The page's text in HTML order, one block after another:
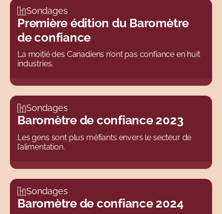
propriétaires afin de réduire la hausse des
loyers et d'assurer un meilleur accès au
besoin essentiel de se loger.
Sondages
Première édition du Baromètre
de confiance
La moitié des Canadiens n’ont pas confiance en huit
industries.
Sondages
Baromètre de confiance 2023
Les gens sont plus méfiants envers le secteur de
l’alimentation.
Sondages
Baromètre de confiance 2024